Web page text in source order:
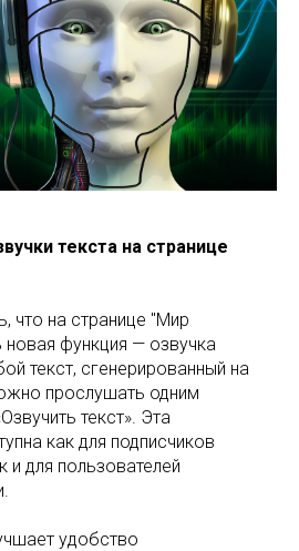
текста на странице
что на странице "Мир
новая функция — озвучка
текст, сгенерированный на
прослушать одним
текст». Эта
как для подписчиков
и для пользователей
удобство